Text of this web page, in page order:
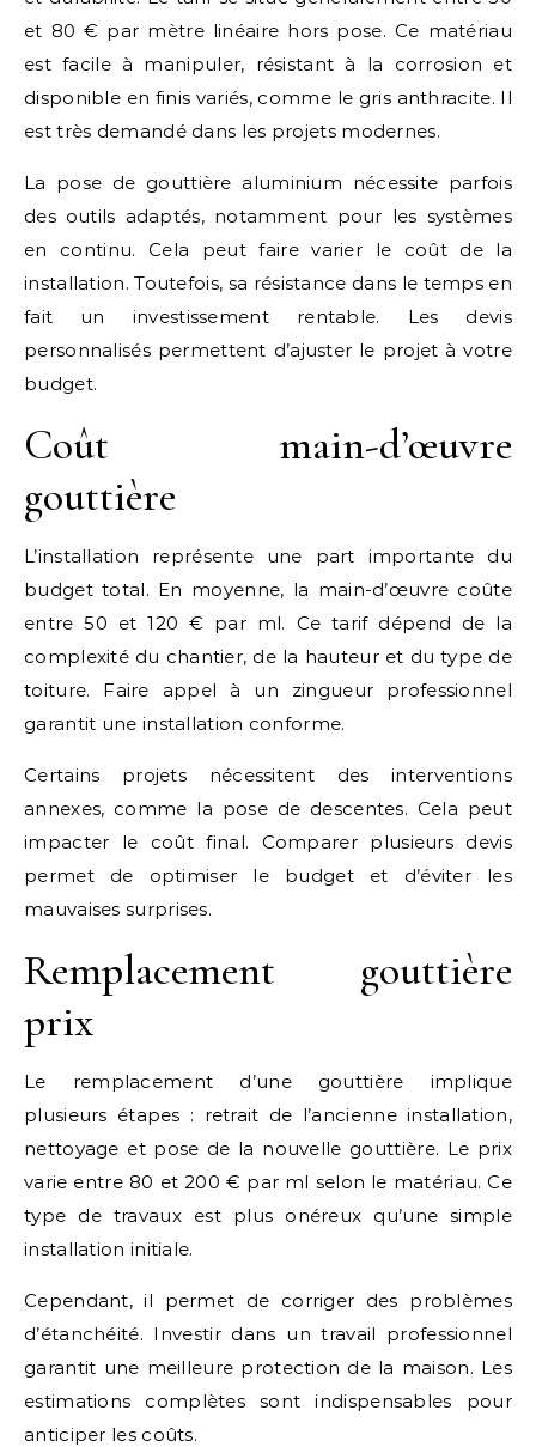
et 80 € par mètre linéaire hors pose. Ce matériau
est facile à manipuler, résistant à la corrosion et
disponible en finis variés, comme le gris anthracite. Il
est très demandé dans les projets modernes.
La pose de gouttière aluminium nécessite parfois
des outils adaptés, notamment pour les systèmes
en continu. Cela peut faire varier le coût de la
installation. Toutefois, sa résistance dans le temps en
fait un investissement rentable. Les devis
personnalisés permettent d’ajuster le projet à votre
budget.
Coût main-d’œuvre
gouttière
L’installation représente une part importante du
budget total. En moyenne, la main-d’œuvre coûte
entre 50 et 120 € par ml. Ce tarif dépend de la
complexité du chantier, de la hauteur et du type de
toiture. Faire appel à un zingueur professionnel
garantit une installation conforme.
Certains projets nécessitent des interventions
annexes, comme la pose de descentes. Cela peut
impacter le coût final. Comparer plusieurs devis
permet de optimiser le budget et d’éviter les
mauvaises surprises.
Remplacement gouttière
prix
Le remplacement d’une gouttière implique
plusieurs étapes : retrait de l’ancienne installation,
nettoyage et pose de la nouvelle gouttière. Le prix
varie entre 80 et 200 € par ml selon le matériau. Ce
type de travaux est plus onéreux qu’une simple
installation initiale.
Cependant, il permet de corriger des problèmes
d’étanchéité. Investir dans un travail professionnel
garantit une meilleure protection de la maison. Les
estimations complètes sont indispensables pour
anticiper les coûts.